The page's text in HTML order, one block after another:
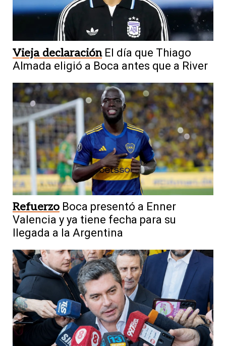
Vieja declaración El día que Thiago
Almada eligió a Boca antes que a River
Refuerzo Boca presentó a Enner
Valencia y ya tiene fecha para su
llegada a la Argentina